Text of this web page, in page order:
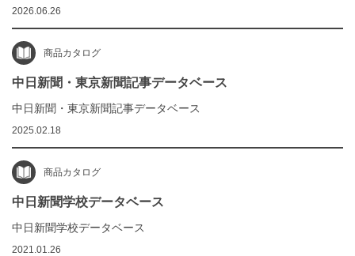
2026.06.26
商品カタログ
中日新聞・東京新聞記事データベース
中日新聞・東京新聞記事データベース
2025.02.18
商品カタログ
中日新聞学校データベース
中日新聞学校データベース
2021.01.26